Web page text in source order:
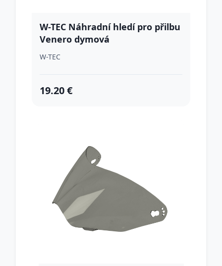
W-TEC Náhradní hledí pro přilbu
Venero dymová
W-TEC
19.20 €